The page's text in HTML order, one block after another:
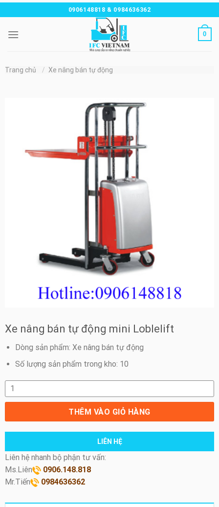
Chuyển
đến
nội
0906148818 & 0984636362
0
Trang chủ / Xe nâng bán tự động
Xe nâng bán tự động mini Loblelift
Dòng sản phẩm: Xe nâng bán tự động
Số lượng sản phẩm trong kho: 10
Xe nâng bán tự động mini Loblelift số lượng
THÊM VÀO GIỎ HÀNG
LIÊN HỆ
Liên hệ nhanh bộ phận tư vấn:
Ms.Liên
0906.148.818
Mr.Tiến
0984636362